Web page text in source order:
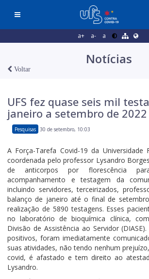
a+ a- a
Notícias
Voltar
UFS fez quase seis mil
janeiro a setembro de 2022
Pesquisas 30 de setembro, 10:03
A Força-Tarefa Covid-19 da Universidade
coordenada pelo professor Lysandro
de anticorpos por florescência
acompanhamento e testagem da
incluindo servidores, terceirizados,
balanço de janeiro até o final de
realização de 5890 testagens. Esses
no laboratório de bioquímica clínica,
Divisão de Assistência ao Servidor
positivos, foram imediatamente
suas atividades, não tendo nenhum
covid, é afastado e tem direito ao
Lysandro.